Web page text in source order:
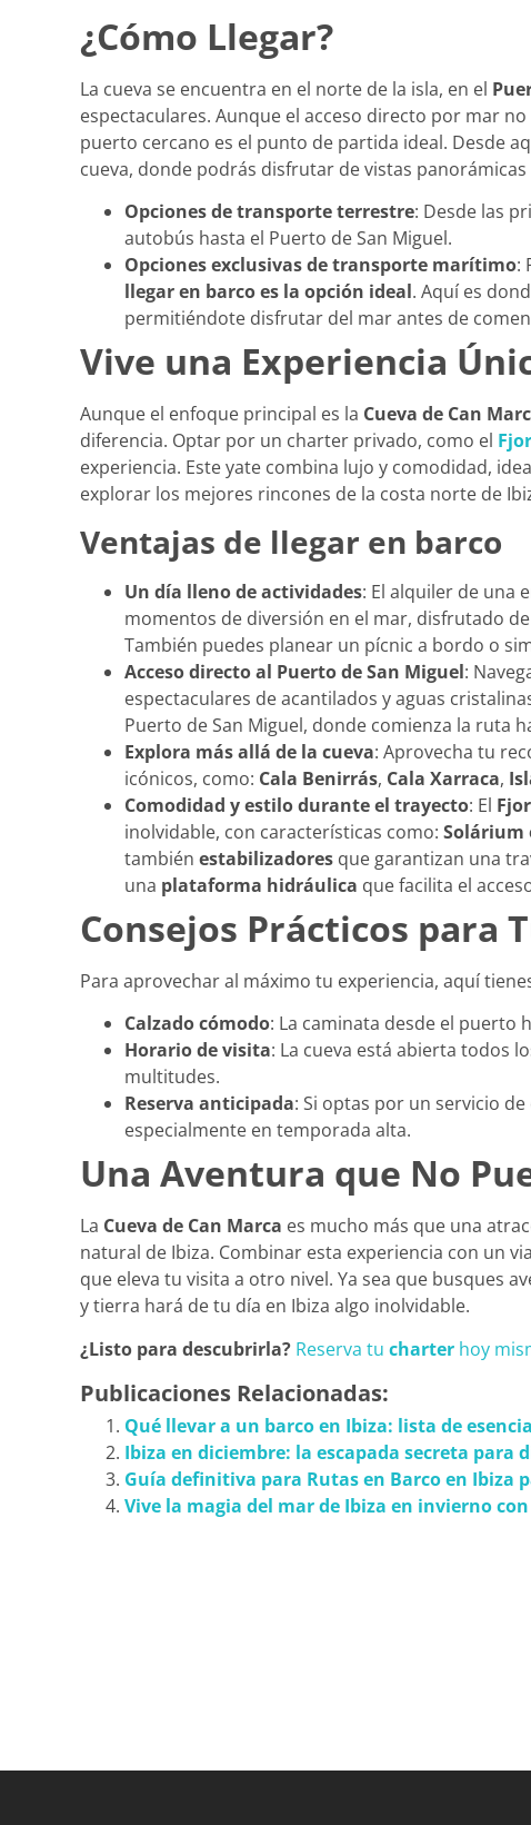
¿Cómo Llegar?
La cueva se encuentra en el norte de la isla, en el
espectaculares. Aunque el acceso directo por mar
puerto cercano es el punto de partida ideal. Desde
cueva, donde podrás disfrutar de vistas panorámicas
Opciones de transporte terrestre: Desde las
autobús hasta el Puerto de San Miguel.
Opciones exclusivas de transporte marítimo:
llegar en barco es la opción ideal. Aquí es
permitiéndote disfrutar del mar antes de
Vive una Experiencia
Aunque el enfoque principal es la Cueva de Can
diferencia. Optar por un charter privado, como el
experiencia. Este yate combina lujo y comodidad,
explorar los mejores rincones de la costa norte de
Ventajas de llegar en barco
Un día lleno de actividades: El alquiler de una
momentos de diversión en el mar, disfrutado
También puedes planear un pícnic a bordo o
Acceso directo al Puerto de San Miguel:
espectaculares de acantilados y aguas
Puerto de San Miguel, donde comienza la ruta
Explora más allá de la cueva: Aprovecha tu
icónicos, como: Cala Benirrás, Cala Xarraca,
Comodidad y estilo durante el trayecto: El
inolvidable, con características como: Solárium
también estabilizadores que garantizan una
una plataforma hidráulica que facilita el
Consejos Prácticos para
Para aprovechar al máximo tu experiencia, aquí
Calzado cómodo: La caminata desde el puerto
Horario de visita: La cueva está abierta todos
multitudes.
Reserva anticipada: Si optas por un servicio
especialmente en temporada alta.
Una Aventura que No
La Cueva de Can Marca es mucho más que una
natural de Ibiza. Combinar esta experiencia con un
que eleva tu visita a otro nivel. Ya sea que busques
y tierra hará de tu día en Ibiza algo inolvidable.
¿Listo para descubrirla? Reserva tu charter hoy
Publicaciones Relacionadas:
Qué llevar a un barco en Ibiza: lista de
Ibiza en diciembre: la escapada secreta para
Guía definitiva para Rutas en Barco en Ibiza
Vive la magia del mar de Ibiza en invierno